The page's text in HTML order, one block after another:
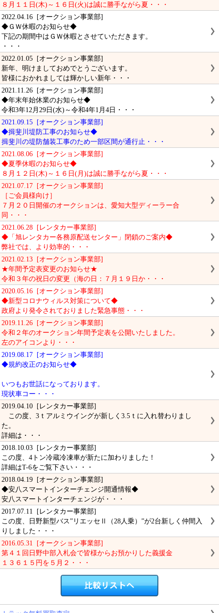
８月１１日(木)～１６日(火)は誠に勝手ながら夏・・・
2022.04.16 [オークション事業部]
◆ＧＷ休暇のお知らせ◆
下記の期間中はＧＷ休暇とさせていただきます。
・・・
2022.01.05 [オークション事業部]
新年、明けましておめでとうございます。
皆様におかれましては輝かしい新年・・・
2021.11.26 [オークション事業部]
◆年末年始休業のお知らせ◆
令和3年12月29日(水)～令和4年1月4日・・・
2021.09.15 [オークション事業部]
◆揖斐川堤防工事のお知らせ◆
揖斐川の堤防舗装工事のため一部区間が通行止・・・
2021.08.06 [オークション事業部]
◆夏季休暇のお知らせ◆
８月１２日(木)～１６日(月)は誠に勝手ながら夏・・・
2021.07.17 [オークション事業部]
［ご会員様向け］
７月２０日開催のオークションは、愛知大型ディーラー合
同・・・
2021.06.28 [レンタカー事業部]
◆「旭レンタカー各務原配送センター」閉鎖のご案内◆
弊社では、より効率的・・・
2021.02.13 [オークション事業部]
★年間予定表変更のお知らせ★
令和３年の祝日の変更（海の日：７月１９日か・・・
2020.05.16 [オークション事業部]
◆新型コロナウィルス対策について◆
政府より発令されておりました緊急事態・・・
2019.11.26 [オークション事業部]
令和２年のオークション年間予定表を公開いたしました。
左のアイコンより・・・
2019.08.17 [オークション事業部]
◆規約改正のお知らせ◆
いつもお世話になっております。
現状車コー・・・
2019.04.10 [レンタカー事業部]
この度、3ｔアルミウイングが新しく3.5ｔに入れ替わりまし
た。
詳細は・・・
2018.10.03 [レンタカー事業部]
この度、4トン冷蔵冷凍車が新たに加わりました！
詳細はT-6をご覧下さい・・・
2018.04.19 [オークション事業部]
◆安八スマートインターチェンジ開通情報◆
安八スマートインターチェンジが・・・
2017.07.11 [レンタカー事業部]
この度、日野新型バス”リエッセⅡ（28人乗）”が2台新しく仲間入
りしました・・・
2016.05.31 [オークション事業部]
第４１回日野中部入札会で皆様からお預かりした義援金
１３６１５円を５月２・・・